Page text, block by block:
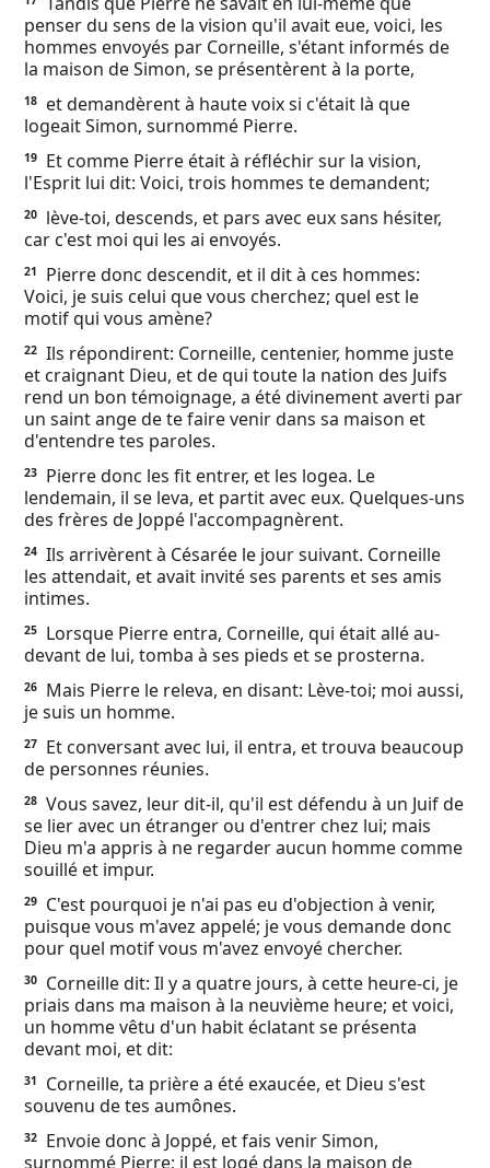
penser du sens de la vision qu'il avait eue, voici, les
hommes envoyés par Corneille, s'étant informés de
la maison de Simon, se présentèrent à la porte,
18
et demandèrent à haute voix si c'était là que
logeait Simon, surnommé Pierre.
19
Et comme Pierre était à réfléchir sur la vision,
l'Esprit lui dit: Voici, trois hommes te demandent;
20
lève-toi, descends, et pars avec eux sans hésiter,
car c'est moi qui les ai envoyés.
21
Pierre donc descendit, et il dit à ces hommes:
Voici, je suis celui que vous cherchez; quel est le
motif qui vous amène?
22 Ils répondirent: Corneille, centenier, homme juste
et craignant Dieu, et de qui toute la nation des Juifs
rend un bon témoignage, a été divinement averti par
un saint ange de te faire venir dans sa maison et
d'entendre tes paroles.
23
Pierre donc les fit entrer, et les logea. Le
lendemain, il se leva, et partit avec eux. Quelques-uns
des frères de Joppé l'accompagnèrent.
24 Ils arrivèrent à Césarée le jour suivant. Corneille
les attendait, et avait invité ses parents et ses amis
intimes.
25
Lorsque Pierre entra, Corneille, qui était allé au-
devant de lui, tomba à ses pieds et se prosterna.
26
Mais Pierre le releva, en disant: Lève-toi; moi aussi,
je suis un homme.
27
Et conversant avec lui, il entra, et trouva beaucoup
de personnes réunies.
28 Vous savez, leur dit-il, qu'il est défendu à un Juif de
se lier avec un étranger ou d'entrer chez lui; mais
Dieu m'a appris à ne regarder aucun homme comme
souillé et impur.
29
C'est pourquoi je n'ai pas eu d'objection à venir,
puisque vous m'avez appelé; je vous demande donc
pour quel motif vous m'avez envoyé chercher.
30
Corneille dit: Il y a quatre jours, à cette heure-ci, je
priais dans ma maison à la neuvième heure; et voici,
un homme vêtu d'un habit éclatant se présenta
devant moi, et dit:
31
Corneille, ta prière a été exaucée, et Dieu s'est
souvenu de tes aumônes.
32
Envoie donc à Joppé, et fais venir Simon,
surnommé Pierre; il est logé dans la maison de